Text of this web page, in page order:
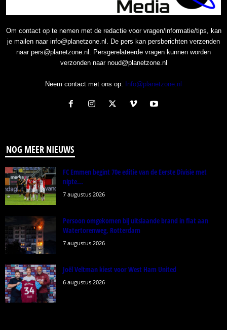
Om contact op te nemen met de redactie voor vragen/informatie/tips, kan
je mailen naar info@planetzone.nl. De pers kan persberichten verzenden
naar pers@planetzone.nl. Persgerelateerde vragen kunnen worden
verzonden naar noud@planetzone.nl
Neem contact met ons op: Info@planetzone.nl
NOG MEER NIEUWS
FC Emmen begint 70e editie van de Eerste Divisie met
nipte...
7 augustus 2026
Persoon omgekomen bij uitslaande brand in flat aan
Watertorenweg, Rotterdam
7 augustus 2026
Joël Veltman kiest voor West Ham United
6 augustus 2026